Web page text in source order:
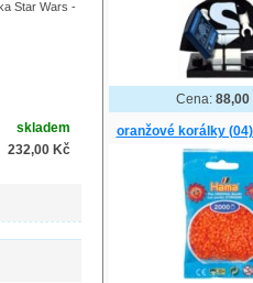
Star Wars -
skladem
232,00 Kč
Cena: 88,00
oranžové korálky